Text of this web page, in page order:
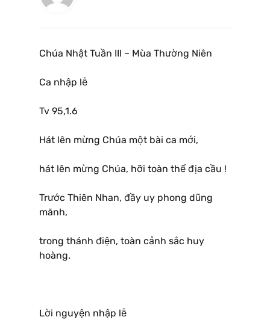
Chúa Nhật Tuần III – Mùa Thường Niên
Ca nhập lễ
Tv 95,1.6
Hát lên mừng Chúa một bài ca mới,
hát lên mừng Chúa, hỡi toàn thể địa cầu !
Trước Thiên Nhan, đầy uy phong dũng
mãnh,
trong thánh điện, toàn cảnh sắc huy
hoàng.
Lời nguyện nhập lễ